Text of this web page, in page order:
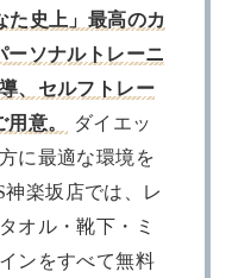
た史上」最高のカ
ーソナルトレーニ
、セルフトレー
意。
ダイエッ
に最適な環境を
楽坂店では、レ
オル・靴下・ミ
ンをすべて無料